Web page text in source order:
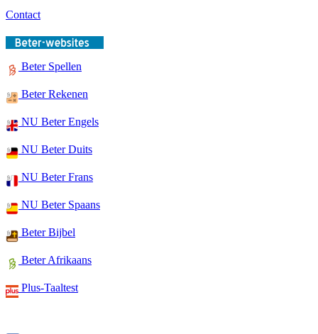
Contact
Beter Spellen
Beter Rekenen
NU Beter Engels
NU Beter Duits
NU Beter Frans
NU Beter Spaans
Beter Bijbel
Beter Afrikaans
Plus-Taaltest